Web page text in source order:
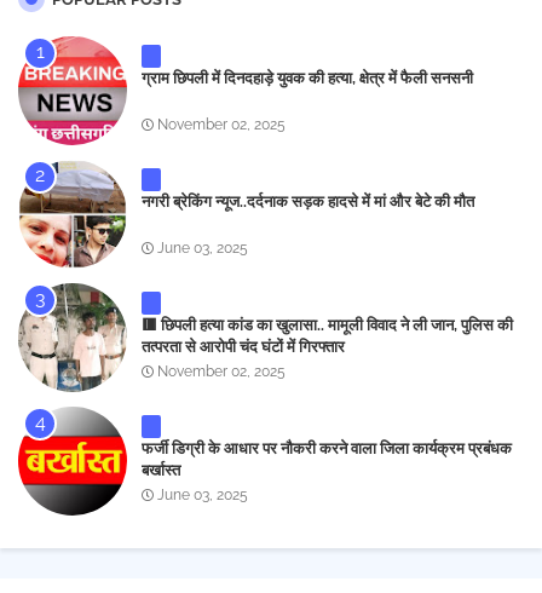
ग्राम छिपली में दिनदहाड़े युवक की हत्या, क्षेत्र में फैली सनसनी
November 02, 2025
नगरी ब्रेकिंग न्यूज..दर्दनाक सड़क हादसे में मां और बेटे की मौत
June 03, 2025
🟥 छिपली हत्या कांड का खुलासा.. मामूली विवाद ने ली जान, पुलिस की
तत्परता से आरोपी चंद घंटों में गिरफ्तार
November 02, 2025
फर्जी डिग्री के आधार पर नौकरी करने वाला जिला कार्यक्रम प्रबंधक
बर्खास्त
June 03, 2025